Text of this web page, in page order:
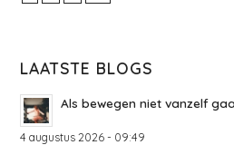
LAATSTE BLOGS
Als bewegen niet vanzelf
4 augustus 2026 - 09:49